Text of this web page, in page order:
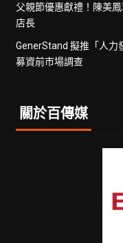
父親節優惠獻禮！陳美
店長
GenerStand 擬推「人力
募資前市場調查
關於百傳媒